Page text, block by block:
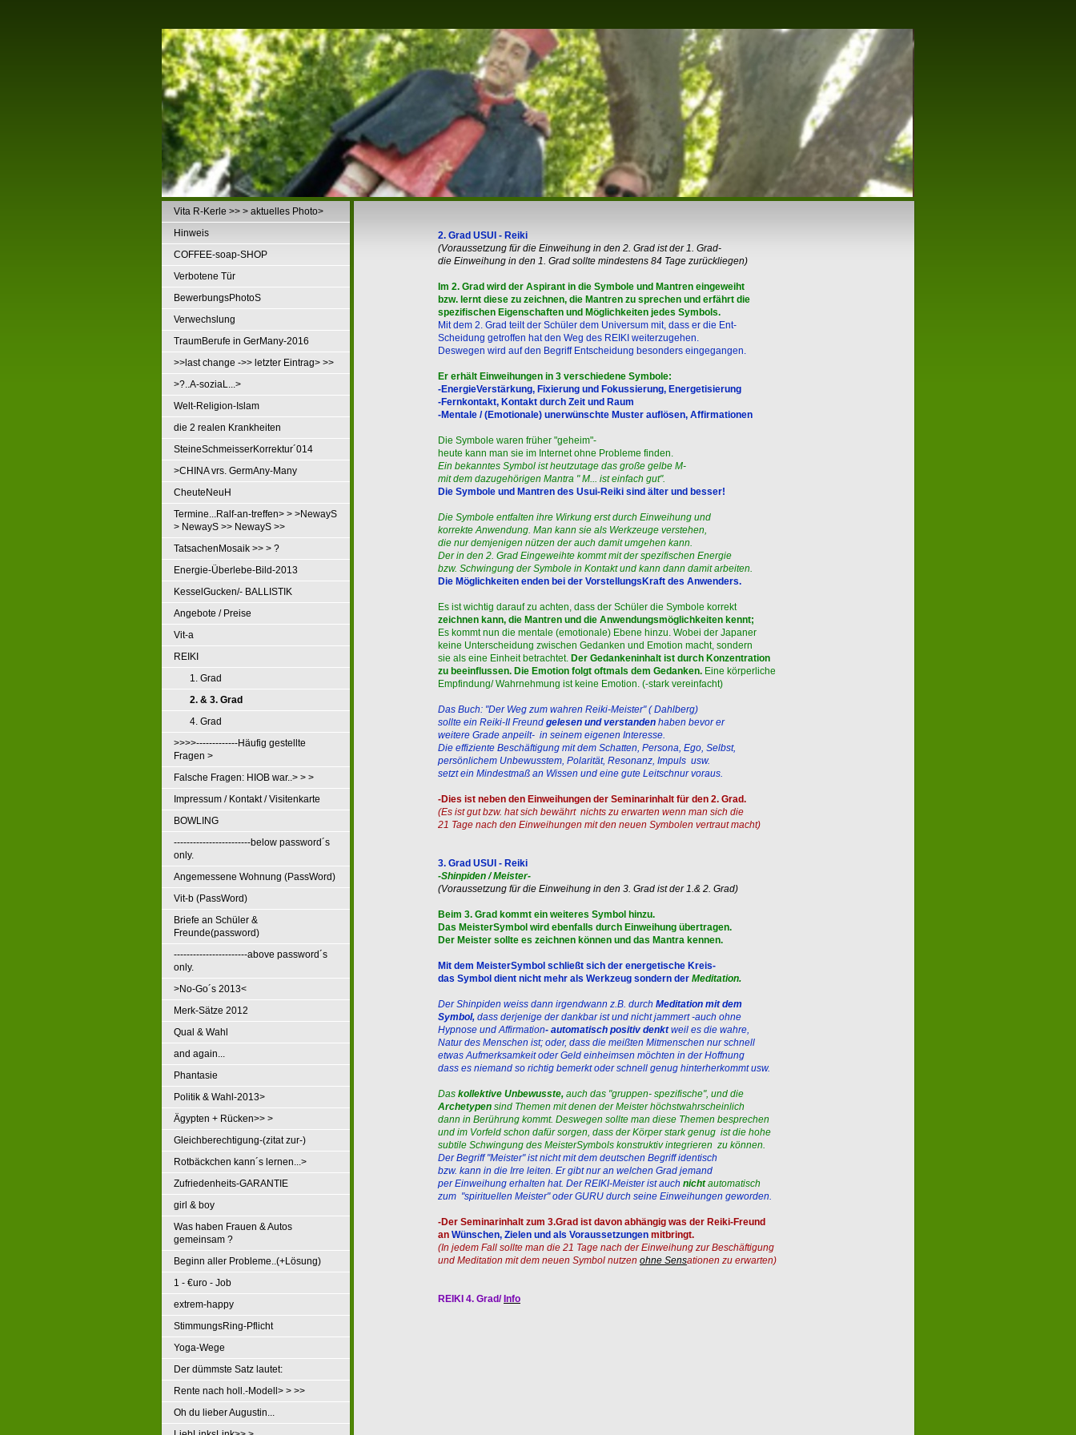
Vita R-Kerle >> > aktuelles Photo>
Hinweis
COFFEE-soap-SHOP
Verbotene Tür
BewerbungsPhotoS
Verwechslung
TraumBerufe in GerMany-2016
>>last change ->> letzter Eintrag> >>
>?..A-soziaL...>
Welt-Religion-Islam
die 2 realen Krankheiten
SteineSchmeisserKorrektur´014
>CHINA vrs. GermAny-Many
CheuteNeuH
Termine...Ralf-an-treffen> > >NewayS
> NewayS >> NewayS >>
TatsachenMosaik >> > ?
Energie-Überlebe-Bild-2013
KesselGucken/- BALLISTIK
Angebote / Preise
Vit-a
REIKI
1. Grad
2. & 3. Grad
4. Grad
>>>>-------------Häufig gestellte
Fragen >
Falsche Fragen: HIOB war..> > >
Impressum / Kontakt / Visitenkarte
BOWLING
------------------------below password´s
only.
Angemessene Wohnung (PassWord)
Vit-b (PassWord)
Briefe an Schüler &
Freunde(password)
-----------------------above password´s
only.
>No-Go´s 2013<
Merk-Sätze 2012
Qual & Wahl
and again...
Phantasie
Politik & Wahl-2013>
Ägypten + Rücken>> >
Gleichberechtigung-(zitat zur-)
Rotbäckchen kann´s lernen...>
Zufriedenheits-GARANTIE
girl & boy
Was haben Frauen & Autos
gemeinsam ?
Beginn aller Probleme..(+Lösung)
1 - €uro - Job
extrem-happy
StimmungsRing-Pflicht
Yoga-Wege
Der dümmste Satz lautet:
Rente nach holl.-Modell> > >>
Oh du lieber Augustin...
2. Grad USUI - Reiki
(Voraussetzung für die Einweihung in den 2. Grad ist der 1. Grad-
die Einweihung in den 1. Grad sollte mindestens 84 Tage zurückliegen)
Im 2. Grad wird der Aspirant in die Symbole und Mantren eingeweiht
bzw. lernt diese zu zeichnen, die Mantren zu sprechen und erfährt die
spezifischen Eigenschaften und Möglichkeiten jedes Symbols.
Mit dem 2. Grad teilt der Schüler dem Universum mit, dass er die Ent-
Scheidung getroffen hat den Weg des REIKI weiterzugehen.
Deswegen wird auf den Begriff Entscheidung besonders eingegangen.
Er erhält Einweihungen in 3 verschiedene Symbole:
-EnergieVerstärkung, Fixierung und Fokussierung, Energetisierung
-Fernkontakt, Kontakt durch Zeit und Raum
-Mentale / (Emotionale) unerwünschte Muster auflösen, Affirmationen
Die Symbole waren früher "geheim"-
heute kann man sie im Internet ohne Probleme finden.
Ein bekanntes Symbol ist heutzutage das große gelbe M-
mit dem dazugehörigen Mantra " M... ist einfach gut".
Die Symbole und Mantren des Usui-Reiki sind älter und besser!
Die Symbole entfalten ihre Wirkung erst durch Einweihung und
korrekte Anwendung. Man kann sie als Werkzeuge verstehen,
die nur demjenigen nützen der auch damit umgehen kann.
Der in den 2. Grad Eingeweihte kommt mit der spezifischen Energie
bzw. Schwingung der Symbole in Kontakt und kann dann damit arbeiten.
Die Möglichkeiten enden bei der VorstellungsKraft des Anwenders.
Es ist wichtig darauf zu achten, dass der Schüler die Symbole korrekt
zeichnen kann, die Mantren und die Anwendungsmöglichkeiten kennt;
Es kommt nun die mentale (emotionale) Ebene hinzu. Wobei der Japaner
keine Unterscheidung zwischen Gedanken und Emotion macht, sondern
sie als eine Einheit betrachtet. Der Gedankeninhalt ist durch Konzentration
zu beeinflussen. Die Emotion folgt oftmals dem Gedanken. Eine körperliche
Empfindung/ Wahrnehmung ist keine Emotion. (-stark vereinfacht)
Das Buch: "Der Weg zum wahren Reiki-Meister" ( Dahlberg)
sollte ein Reiki-II Freund gelesen und verstanden haben bevor er
weitere Grade anpeilt- in seinem eigenen Interesse.
Die effiziente Beschäftigung mit dem Schatten, Persona, Ego, Selbst,
persönlichem Unbewusstem, Polarität, Resonanz, Impuls usw.
setzt ein Mindestmaß an Wissen und eine gute Leitschnur voraus.
-Dies ist neben den Einweihungen der Seminarinhalt für den 2. Grad.
(Es ist gut bzw. hat sich bewährt nichts zu erwarten wenn man sich die
21 Tage nach den Einweihungen mit den neuen Symbolen vertraut macht)
3. Grad USUI - Reiki
-Shinpiden / Meister-
(Voraussetzung für die Einweihung in den 3. Grad ist der 1.& 2. Grad)
Beim 3. Grad kommt ein weiteres Symbol hinzu.
Das MeisterSymbol wird ebenfalls durch Einweihung übertragen.
Der Meister sollte es zeichnen können und das Mantra kennen.
Mit dem MeisterSymbol schließt sich der energetische Kreis-
das Symbol dient nicht mehr als Werkzeug sondern der Meditation.
Der Shinpiden weiss dann irgendwann z.B. durch Meditation mit dem
Symbol, dass derjenige der dankbar ist und nicht jammert -auch ohne
Hypnose und Affirmation- automatisch positiv denktweil es die wahre,
Natur des Menschen ist; oder, dass die meißten Mitmenschen nur schnell
etwas Aufmerksamkeit oder Geld einheimsen möchten in der Hoffnung
dass es niemand so richtig bemerkt oder schnell genug hinterherkommt usw.
Das kollektive Unbewusste, auch das "gruppen- spezifische", und die
Archetypen sind Themen mit denen der Meister höchstwahrscheinlich
dann in Berührung kommt. Deswegen sollte man diese Themen besprechen
und im Vorfeld schon dafür sorgen, dass der Körper stark genug ist die hohe
subtile Schwingung des MeisterSymbols konstruktiv integrieren zu können.
Der Begriff "Meister" ist nicht mit dem deutschen Begriff identisch
bzw. kann in die Irre leiten. Er gibt nur an welchen Grad jemand
per Einweihung erhalten hat. Der REIKI-Meister ist auch nichtautomatisch
zum "spirituellen Meister" oder GURU durch seine Einweihungen geworden.
-Der Seminarinhalt zum 3.Grad ist davon abhängig was der Reiki-Freund
an Wünschen, Zielen und als Voraussetzungen mitbringt.
(In jedem Fall sollte man die 21 Tage nach der Einweihung zur Beschäftigung
und Meditation mit dem neuen Symbol nutzen ohne Sensationen zu erwarten)
REIKI 4. Grad/ Info